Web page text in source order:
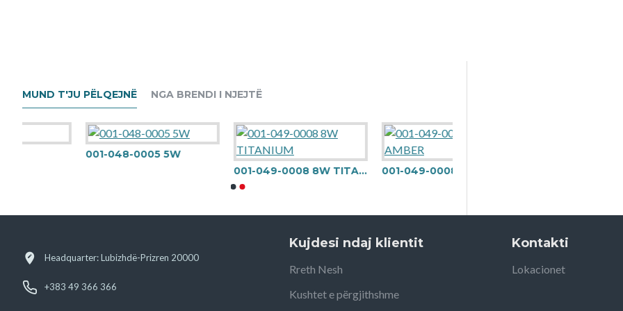
MUND T'JU PËLQEJNË NGA BRENDI I NJEJTË
001-048-0005 5W
001-049-0008 8W TITANIUM
Headquarter: Lubizhdë-Prizren 20000
+383 49 366 366
Kujdesi ndaj klientit
Rreth Nesh
Kushtet e përgjithshme
Kontakti
Lokacionet